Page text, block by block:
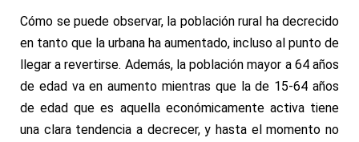
Cómo se puede observar, la población rural ha decrecido
en tanto que la urbana ha aumentado, incluso al punto de
llegar a revertirse. Además, la población mayor a 64 años
de edad va en aumento mientras que la de 15-64 años
de edad que es aquella económicamente activa tiene
una clara tendencia a decrecer, y hasta el momento no